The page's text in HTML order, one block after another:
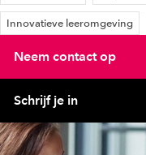
Innovatieve leeromgeving
Neem contact op
Schrijf je in